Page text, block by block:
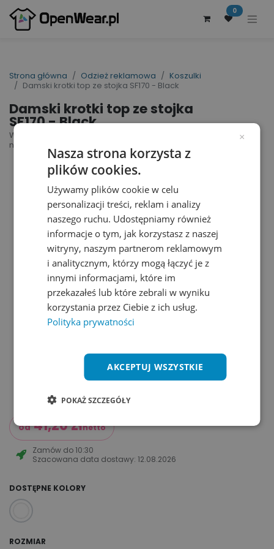
0
Strona główna Odzież reklamowa
Koszulki
Damski krotki top ze stojka SF170 - Black
Damski krotki top ze stojka
SF170 - Black
Women´s High Neck Crop Vest | nr art.: SF170 |
nr art. producenta: SK170
od 41,20złnetto
Zamów do 10:30
Szacowana data dostawy: 12.08.2026
DOSTĘPNE KOLORY
ROZMIAR
×
Nasza strona korzysta z
plików cookies.
Używamy plików cookie w celu
personalizacji treści, reklam i analizy
naszego ruchu. Udostępniamy również
informacje o tym, jak korzystasz z naszej
witryny, naszym partnerom reklamowym
i analitycznym, którzy mogą łączyć je z
innymi informacjami, które im
przekazałeś lub które zebrali w wyniku
korzystania przez Ciebie z ich usług.
Polityka prywatności
AKCEPTUJ WSZYSTKIE
POKAŻ SZCZEGÓŁY